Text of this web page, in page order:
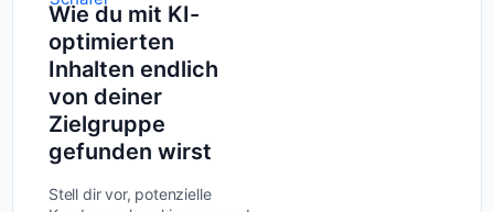
Wie du mit KI-
optimierten
Inhalten endlich
von deiner
Zielgruppe
gefunden wirst
Stell dir vor, potenzielle